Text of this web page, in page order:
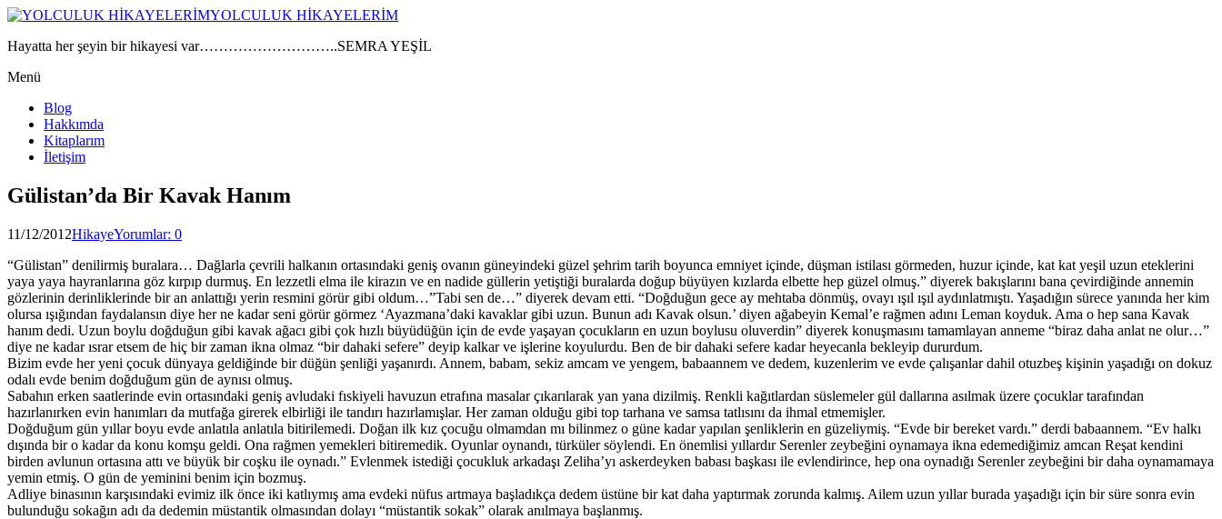
YOLCULUK HİKAYELERİM
Hayatta her şeyin bir hikayesi var………………………..SEMRA YEŞİL
Menü
Blog
Hakkımda
Kitaplarım
İletişim
Gülistan’da Bir Kavak Hanım
11/12/2012HikayeYorumlar: 0
“Gülistan” denilirmiş buralara… Dağlarla çevrili halkanın ortasındaki geniş ovanın güneyindeki güzel şehrim tarih boyunca emniyet içinde, düşman istilası görmeden, huzur içinde, kat kat yeşil uzun eteklerini
yaya yaya hayranlarına göz kırpıp durmuş. En lezzetli elma ile kirazın ve en nadide güllerin yetiştiği buralarda doğup büyüyen kızlarda elbette hep güzel olmuş.” diyerek bakışlarını bana çevirdiğinde annemin
gözlerinin derinliklerinde bir an anlattığı yerin resmini görür gibi oldum…”Tabi sen de…” diyerek devam etti. “Doğduğun gece ay mehtaba dönmüş, ovayı ışıl ışıl aydınlatmıştı. Yaşadığın sürece yanında her kim
olursa ışığından faydalansın diye her ne kadar seni görür görmez ‘Ayazmana’daki kavaklar gibi uzun. Bunun adı Kavak olsun.’ diyen ağabeyin Kemal’e rağmen adını Leman koyduk. Ama o hep sana Kavak
hanım dedi. Uzun boylu doğduğun gibi kavak ağacı gibi çok hızlı büyüdüğün için de evde yaşayan çocukların en uzun boylusu oluverdin” diyerek konuşmasını tamamlayan anneme “biraz daha anlat ne olur…”
diye ne kadar ısrar etsem de hiç bir zaman ikna olmaz “bir dahaki sefere” deyip kalkar ve işlerine koyulurdu. Ben de bir dahaki sefere kadar heyecanla bekleyip dururdum.
Bizim evde her yeni çocuk dünyaya geldiğinde bir düğün şenliği yaşanırdı. Annem, babam, sekiz amcam ve yengem, babaannem ve dedem, kuzenlerim ve evde çalışanlar dahil otuzbeş kişinin yaşadığı on dokuz
odalı evde benim doğduğum gün de aynısı olmuş.
Sabahın erken saatlerinde evin ortasındaki geniş avludaki fıskiyeli havuzun etrafına masalar çıkarılarak yan yana dizilmiş. Renkli kağıtlardan süslemeler gül dallarına asılmak üzere çocuklar tarafından
hazırlanırken evin hanımları da mutfağa girerek elbirliği ile tandırı hazırlamışlar. Her zaman olduğu gibi top tarhana ve samsa tatlısını da ihmal etmemişler.
Doğduğum gün yıllar boyu evde anlatıla anlatıla bitirilemedi. Doğan ilk kız çocuğu olmamdan mı bilinmez o güne kadar yapılan şenliklerin en güzeliymiş. “Evde bir bereket vardı.” derdi babaannem. “Ev halkı
dışında bir o kadar da konu komşu geldi. Ona rağmen yemekleri bitiremedik. Oyunlar oynandı, türküler söylendi. En önemlisi yıllardır Serenler zeybeğini oynamaya ikna edemediğimiz amcan Reşat kendini
birden avlunun ortasına attı ve büyük bir coşku ile oynadı.” Evlenmek istediği çocukluk arkadaşı Zeliha’yı askerdeyken babası başkası ile evlendirince, hep ona oynadığı Serenler zeybeğini bir daha oynamamaya
yemin etmiş. O gün de yeminini benim için bozmuş.
Adliye binasının karşısındaki evimiz ilk önce iki katlıymış ama evdeki nüfus artmaya başladıkça dedem üstüne bir kat daha yaptırmak zorunda kalmış. Ailem uzun yıllar burada yaşadığı için bir süre sonra evin
bulunduğu sokağın adı da dedemin müstantik olmasından dolayı “müstantik sokak” olarak anılmaya başlanmış.